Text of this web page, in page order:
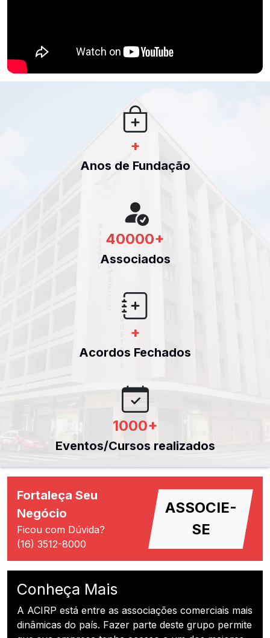
+
Anos de Fundação
40000+
Associados
+
Acordos Fechados
1000+
Eventos/Cursos realizados
Fortaleça Seu
Negócio
Ficou com Dúvida?
(16) 3512-8000
ASSOCIE-
SE
Conheça Mais
A ACIRP está entre as associações comerciais mais
dinâmicas do país. Fazer parte deste grupo permite